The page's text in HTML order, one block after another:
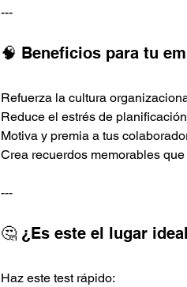
---
🧠 Beneficios para tu
Refuerza la cultura
Reduce el estrés de
Motiva y premia a tus
Crea recuerdos memorables
---
🤔 ¿Es este el lugar
Haz este test rápido: